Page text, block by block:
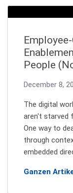
People
December 8,
The digital
aren't starved
One way to
through
embedded
Ganzen